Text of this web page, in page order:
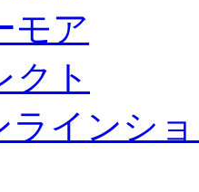
モア
クト
ラインシ